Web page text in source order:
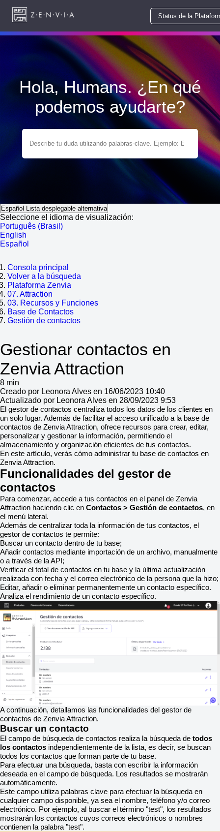
Status de la
Hola, Humans. ¿En qué
podemos ayudarte?
Español Lista desplegable alternativa
Seleccione el idioma de visualización:
Português (Brasil)
English
Español
Consola principal
Volver a la búsqueda
Plataforma Zenvia
07. Attraction
03. Recursos y Funciones
Base de Contactos
Gestión de contactos
Gestionar contactos en
Zenvia Attraction
8 min
Creado por Leonora Alves en 16/06/2023 10:40
Actualizado por Leonora Alves en 28/09/2023 9:53
El gestor de contactos centraliza todos los datos de los clientes en
un solo lugar. Además de facilitar el acceso unificado a la base de
contactos de Zenvia Attraction, ofrece recursos para crear, editar,
personalizar y gestionar la información, permitiendo el
almacenamiento y organización eficientes de tus contactos.
En este artículo, verás cómo administrar tu base de contactos en
Zenvia Attraction.
Funcionalidades del gestor de
contactos
Para comenzar, accede a tus contactos en el panel de Zenvia
Attraction haciendo clic en Contactos > Gestión de contactos, en
el menú lateral.
Además de centralizar toda la información de tus contactos, el
gestor de contactos te permite:
Buscar un contacto dentro de tu base;
Añadir contactos mediante importación de un archivo, manualmente
o a través de la API;
Verificar el total de contactos en tu base y la última actualización
realizada con fecha y el correo electrónico de la persona que la hizo;
Editar, añadir o eliminar permanentemente un contacto específico.
Analiza el rendimiento de un contacto específico.
A continuación, detallamos las funcionalidades del gestor de
contactos de Zenvia Attraction.
Buscar un contacto
El campo de búsqueda de contactos realiza la búsqueda de todos
los contactos independientemente de la lista, es decir, se buscan
todos los contactos que forman parte de tu base.
Para efectuar una búsqueda, basta con escribir la información
deseada en el campo de búsqueda. Los resultados se mostrarán
automáticamente.
Este campo utiliza palabras clave para efectuar la búsqueda en
cualquier campo disponible, ya sea el nombre, teléfono y/o correo
electrónico. Por ejemplo, al buscar el término "test", los resultados
mostrarán los contactos cuyos correos electrónicos o nombres
contienen la palabra "test".